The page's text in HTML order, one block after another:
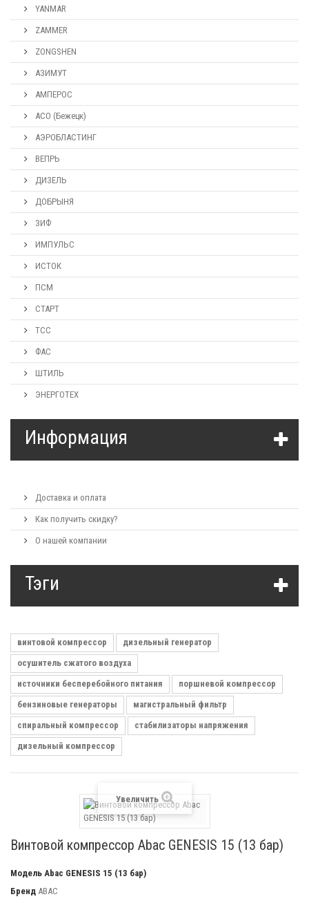
YANMAR
ZAMMER
ZONGSHEN
АЗИМУТ
АМПЕРОС
АСО (Бежецк)
АЭРОБЛАСТИНГ
ВЕПРЬ
ДИЗЕЛЬ
ДОБРЫНЯ
ЗИФ
ИМПУЛЬС
ИСТОК
ПСМ
СТАРТ
ТСС
ФАС
ШТИЛЬ
ЭНЕРГОТЕХ
Информация
Доставка и оплата
Как получить скидку?
О нашей компании
Тэги
винтовой компрессор
дизельный генератор
осушитель сжатого воздуха
источники бесперебойного питания
поршневой компрессор
бензиновые генераторы
магистральный фильтр
спиральный компрессор
стабилизаторы напряжения
дизельный компрессор
Увеличить
Винтовой компрессор Abac GENESIS 15 (13 бар)
Модель Abac GENESIS 15 (13 бар)
Бренд ABAC